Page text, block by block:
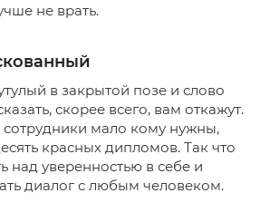
не врать.
в закрытой позе и слово
скорее всего, вам откажут.
сотрудники мало кому нужны,
красных дипломов. Так что
над уверенностью в себе и
диалог с любым человеком.